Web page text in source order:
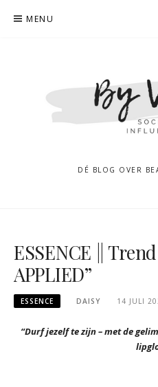
MENU
DÉ BLOG OVER
ESSENCE ||
APPLIED”
ESSENCE DAISY 14 JULI
“Durf jezelf te zijn – met de